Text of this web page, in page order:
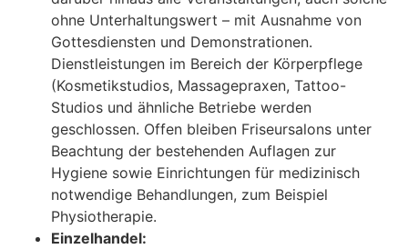
ohne Unterhaltungswert – mit Ausnahme von
Gottesdiensten und Demonstrationen.
Dienstleistungen im Bereich der Körperpflege
(Kosmetikstudios, Massagepraxen, Tattoo-
Studios und ähnliche Betriebe werden
geschlossen. Offen bleiben Friseursalons unter
Beachtung der bestehenden Auflagen zur
Hygiene sowie Einrichtungen für medizinisch
notwendige Behandlungen, zum Beispiel
Physiotherapie.
Einzelhandel: